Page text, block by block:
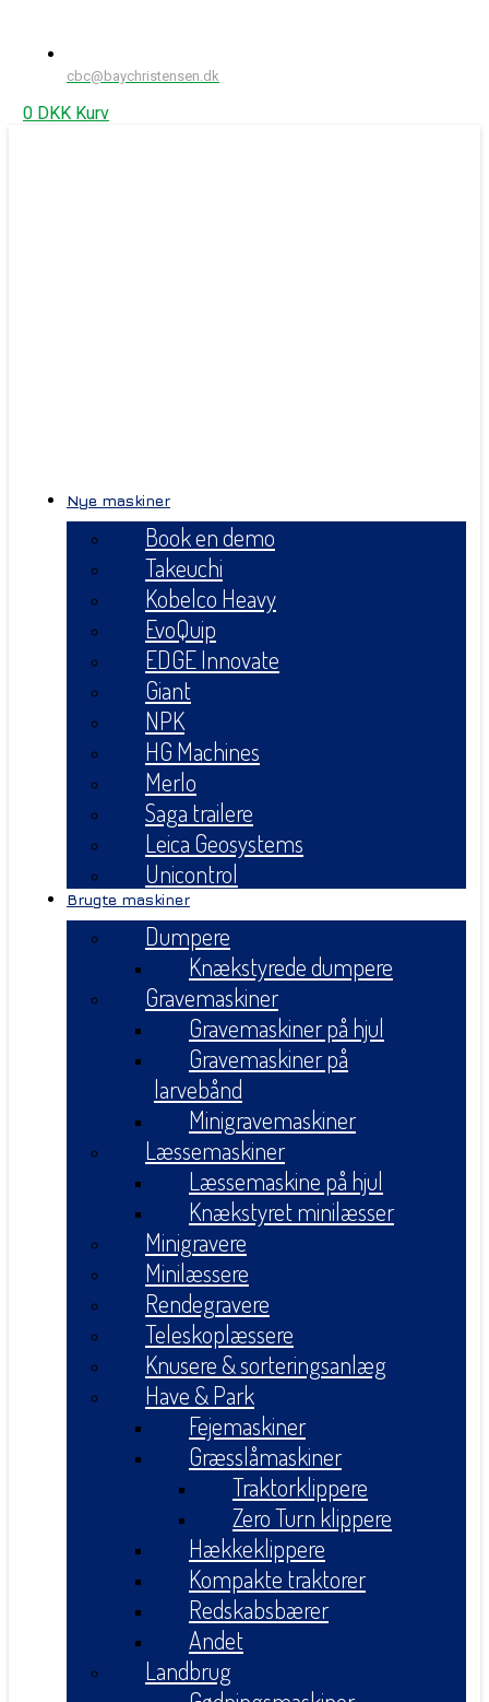
cbc@baychristensen.dk
0 DKK Kurv
Nye maskiner
Book en demo
Takeuchi
Kobelco Heavy
EvoQuip
EDGE Innovate
Giant
NPK
HG Machines
Merlo
Saga trailere
Leica Geosystems
Unicontrol
Brugte maskiner
Dumpere
Knækstyrede dumpere
Gravemaskiner
Gravemaskiner på hjul
Gravemaskiner på
larvebånd
Minigravemaskiner
Læssemaskiner
Læssemaskine på hjul
Knækstyret minilæsser
Minigravere
Minilæssere
Rendegravere
Teleskoplæssere
Knusere & sorteringsanlæg
Have & Park
Fejemaskiner
Græsslåmaskiner
Traktorklippere
Zero Turn klippere
Hækkeklippere
Kompakte traktorer
Redskabsbærer
Andet
Landbrug